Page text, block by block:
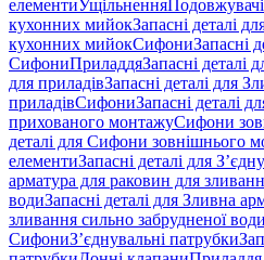
елементиУщільненняПодовжувачі
кухонних мийокЗапасні деталі
кухонних мийокСифониЗапасні
СифониПриладдяЗапасні деталі
для приладівЗапасні деталі для
приладівСифониЗапасні деталі
прихованого монтажуСифони
деталі для Сифони зовнішнього
елементиЗапасні деталі для
арматура для раковин для
водиЗапасні деталі для Зливна
зливання сильно забрудненої води
СифониЗ’єднувальні патрубки